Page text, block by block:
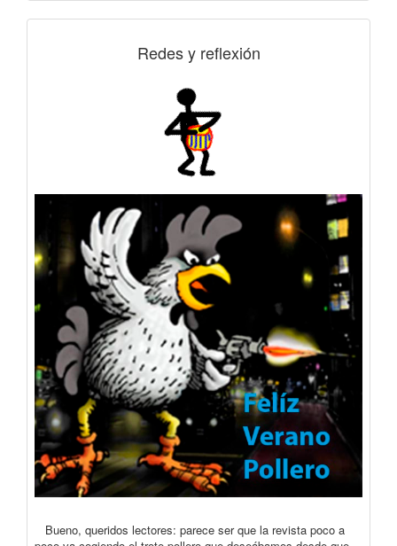
Redes y reflexión
Bueno, queridos lectores: parece ser que la revista poco a